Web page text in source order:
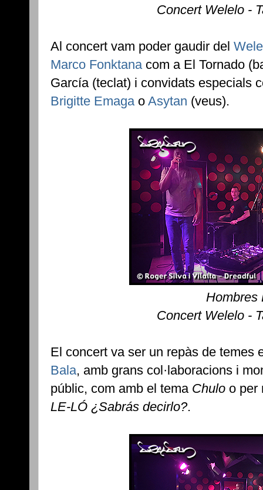
Concert Welelo -
Al concert vam poder gaudir del
Marco Fonktanacom a El Tornado
García (teclat) i convidats especials
Brigitte Emagao Asytan (veus).
Hombres
Concert Welelo -
El concert va ser un repàs de temes
Bala, amb grans col·laboracions i
públic, com amb el tema Chulo o per
LE-LÓ ¿Sabrás decirlo?.